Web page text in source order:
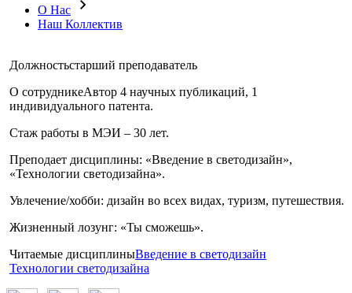
О Нас
Наш Коллектив
Должностьстарший преподаватель
О сотрудникеАвтор 4 научных публикаций, 1
индивидуального патента.
Стаж работы в МЭИ – 30 лет.
Преподает дисциплины: «Введение в светодизайн»,
«Технологии светодизайна».
Увлечение/хобби: дизайн во всех видах, туризм, путешествия.
Жизненный лозунг: «Ты сможешь».
Читаемые дисциплиныВведение в светодизайн
Технологии светодизайна